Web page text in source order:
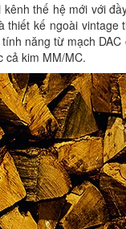
thế hệ mới với
kế ngoài
năng từ mạch
cả kim MM/MC.